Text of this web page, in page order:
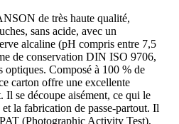
de très haute qualité,
sans acide, avec un
alcaline (pH compris entre 7,5
de conservation DIN ISO 9706,
optiques. Composé à 100 % de
carton offre une excellente
Il se découpe aisément, ce qui le
la fabrication de passe-partout. Il
(Photographic Activity Test),